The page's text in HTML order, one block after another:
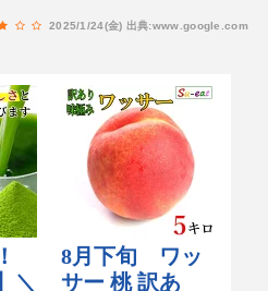
2025/1/24(金) 出典:www.google.com